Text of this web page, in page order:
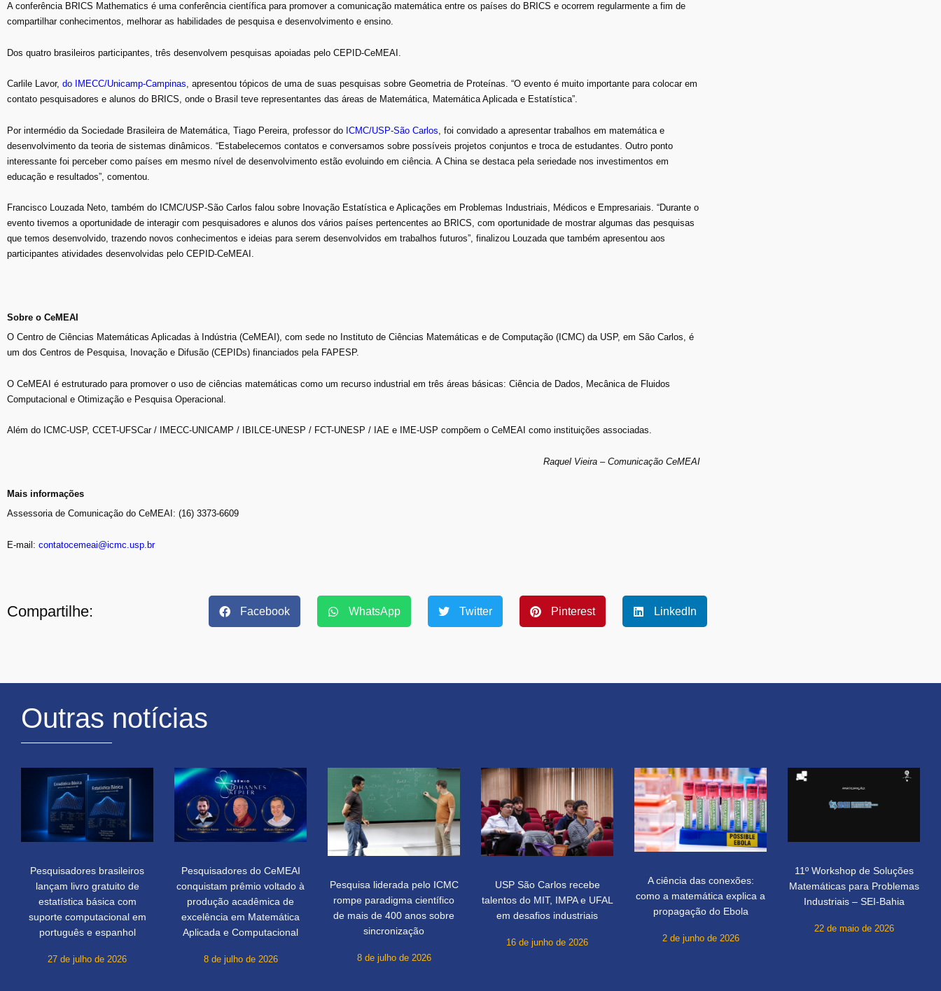
A conferência BRICS Mathematics é uma conferência científica para promover a comunicação matemática entre os países do BRICS e ocorrem regularmente a fim de
compartilhar conhecimentos, melhorar as habilidades de pesquisa e desenvolvimento e ensino.
Dos quatro brasileiros participantes, três desenvolvem pesquisas apoiadas pelo CEPID-CeMEAI.
Carlile Lavor, do IMECC/Unicamp-Campinas, apresentou tópicos de uma de suas pesquisas sobre Geometria de Proteínas. “O evento é muito importante para colocar em
contato pesquisadores e alunos do BRICS, onde o Brasil teve representantes das áreas de Matemática, Matemática Aplicada e Estatística”.
Por intermédio da Sociedade Brasileira de Matemática, Tiago Pereira, professor do ICMC/USP-São Carlos , foi convidado a apresentar trabalhos em matemática e
desenvolvimento da teoria de sistemas dinâmicos. “Estabelecemos contatos e conversamos sobre possíveis projetos conjuntos e troca de estudantes. Outro ponto
interessante foi perceber como países em mesmo nível de desenvolvimento estão evoluindo em ciência. A China se destaca pela seriedade nos investimentos em
educação e resultados”, comentou.
Francisco Louzada Neto, também do ICMC/USP-São Carlos falou sobre Inovação Estatística e Aplicações em Problemas Industriais, Médicos e Empresariais. “Durante o
evento tivemos a oportunidade de interagir com pesquisadores e alunos dos vários países pertencentes ao BRICS, com oportunidade de mostrar algumas das pesquisas
que temos desenvolvido, trazendo novos conhecimentos e ideias para serem desenvolvidos em trabalhos futuros”, finalizou Louzada que também apresentou aos
participantes atividades desenvolvidas pelo CEPID-CeMEAI.
Sobre o CeMEAI
O Centro de Ciências Matemáticas Aplicadas à Indústria (CeMEAI), com sede no Instituto de Ciências Matemáticas e de Computação (ICMC) da USP, em São Carlos, é
um dos Centros de Pesquisa, Inovação e Difusão (CEPIDs) financiados pela FAPESP.
O CeMEAI é estruturado para promover o uso de ciências matemáticas como um recurso industrial em três áreas básicas: Ciência de Dados, Mecânica de Fluidos
Computacional e Otimização e Pesquisa Operacional.
Além do ICMC-USP, CCET-UFSCar / IMECC-UNICAMP / IBILCE-UNESP / FCT-UNESP / IAE e IME-USP compõem o CeMEAI como instituições associadas.
Raquel Vieira – Comunicação CeMEAI
Mais informações
Assessoria de Comunicação do CeMEAI: (16) 3373-6609
E-mail: contatocemeai@icmc.usp.br
Compartilhe: Facebook WhatsApp Twitter Pinterest LinkedIn
Outras notícias
Pesquisadores brasileiros
lançam livro gratuito de
estatística básica com
suporte computacional em
português e espanhol
27 de julho de 2026
Pesquisadores do CeMEAI
conquistam prêmio voltado à
produção acadêmica de
excelência em Matemática
Aplicada e Computacional
8 de julho de 2026
Pesquisa liderada pelo ICMC
rompe paradigma científico
de mais de 400 anos sobre
sincronização
8 de julho de 2026
USP São Carlos recebe
talentos do MIT, IMPA e UFAL
em desafios industriais
16 de junho de 2026
A ciência das conexões:
como a matemática explica a
propagação do Ebola
2 de junho de 2026
11º Workshop de Soluções
Matemáticas para Problemas
Industriais – SEI-Bahia
22 de maio de 2026